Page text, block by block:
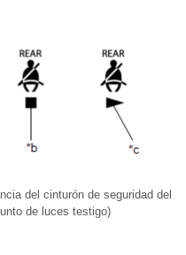
del cinturón de seguridad del
de luces testigo)